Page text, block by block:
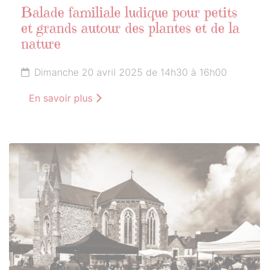
Balade familiale ludique pour petits
et grands autour des plantes et de la
nature
Dimanche 20 avril 2025 de 14h30 à 16h00
En savoir plus
1er
MAI
2025